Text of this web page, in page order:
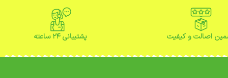
اصالت و کیفیت پشتیبانی ۲۴ ساعته